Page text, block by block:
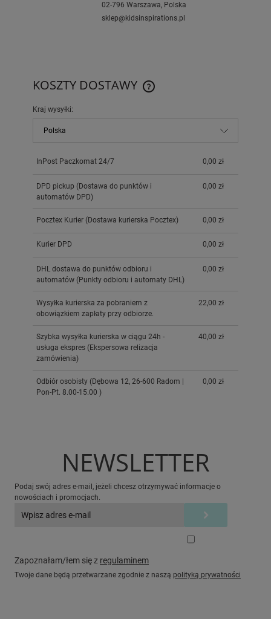
02-796 Warszawa, Polska
sklep@kidsinspirations.pl
KOSZTY DOSTAWY
Kraj wysyłki:
InPost Paczkomat 24/7 0,00 zł
DPD pickup (Dostawa do punktów i
automatów DPD)
0,00 zł
Pocztex Kurier (Dostawa kurierska Pocztex) 0,00 zł
Kurier DPD 0,00 zł
DHL dostawa do punktów odbioru i
automatów (Punkty odbioru i automaty DHL)
0,00 zł
Wysyłka kurierska za pobraniem z
obowiązkiem zapłaty przy odbiorze.
22,00 zł
Szybka wysyłka kurierska w ciągu 24h -
usługa ekspres (Ekspersowa relizacja
zamówienia)
40,00 zł
Odbiór osobisty (Dębowa 12, 26-600 Radom |
Pon-Pt. 8.00-15.00 )
0,00 zł
NEWSLETTER
Podaj swój adres e-mail, jeżeli chcesz otrzymywać informacje o
nowościach i promocjach.
Zapoznałam/łem się z regulaminem
Twoje dane będą przetwarzane zgodnie z naszą polityką prywatności